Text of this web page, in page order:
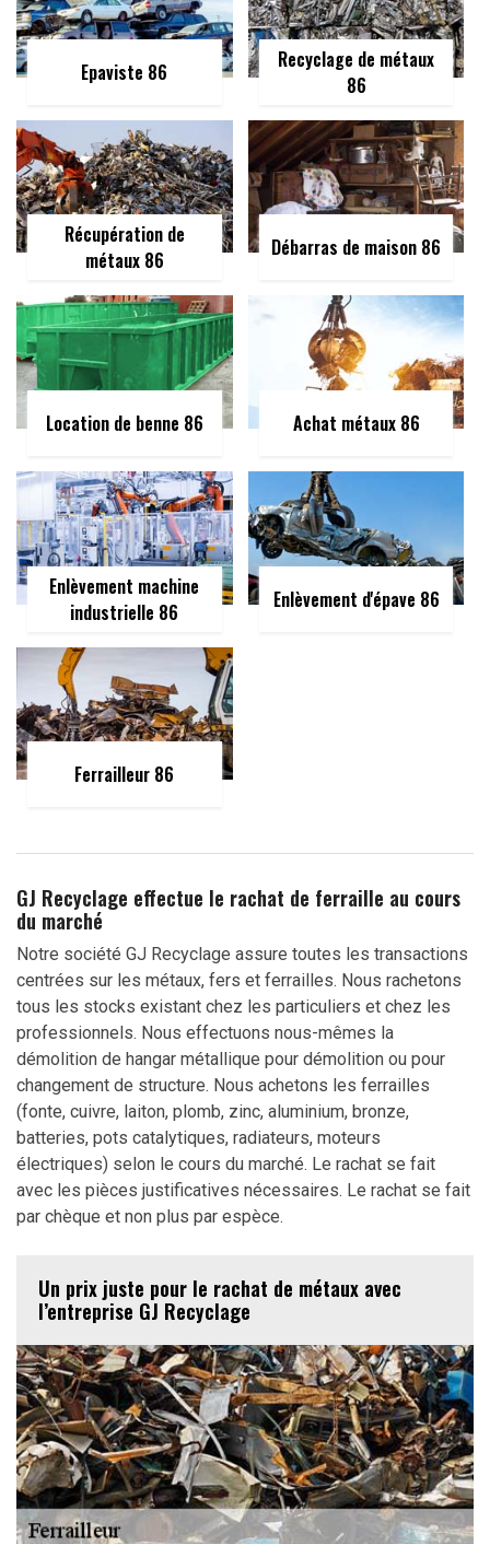
Epaviste 86
Recyclage de métaux
86
Récupération de
métaux 86
Débarras de maison 86
Location de benne 86 Achat métaux 86
Enlèvement machine
industrielle 86
Enlèvement d'épave 86
Ferrailleur 86
GJ Recyclage effectue le rachat de ferraille au cours
du marché
Notre société GJ Recyclage assure toutes les transactions
centrées sur les métaux, fers et ferrailles. Nous rachetons
tous les stocks existant chez les particuliers et chez les
professionnels. Nous effectuons nous-mêmes la
démolition de hangar métallique pour démolition ou pour
changement de structure. Nous achetons les ferrailles
(fonte, cuivre, laiton, plomb, zinc, aluminium, bronze,
batteries, pots catalytiques, radiateurs, moteurs
électriques) selon le cours du marché. Le rachat se fait
avec les pièces justificatives nécessaires. Le rachat se fait
par chèque et non plus par espèce.
Un prix juste pour le rachat de métaux avec
l’entreprise GJ Recyclage